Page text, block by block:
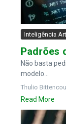
Inteligência
Padrões
Não basta
modelo...
Thulio
Read More